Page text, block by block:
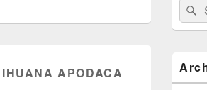
APODACA
Sidebar
Widget
Area
Search
for: